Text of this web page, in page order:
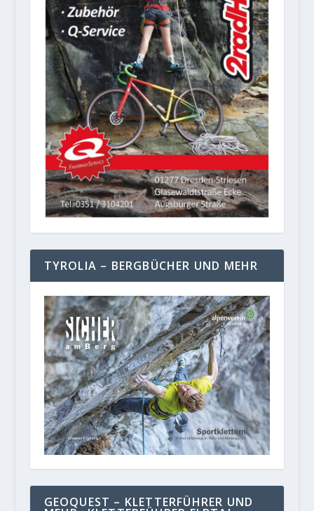
TYROLIA – BERGBÜCHER UND MEHR
GEOQUEST – KLETTERFÜHRER UND